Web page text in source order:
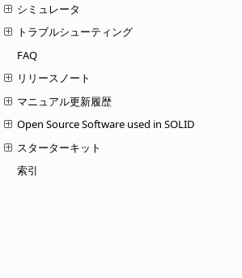
シミュレータ
トラブルシューティング
FAQ
リリースノート
マニュアル更新履歴
Open Source Software used in SOLID
スターターキット
索引